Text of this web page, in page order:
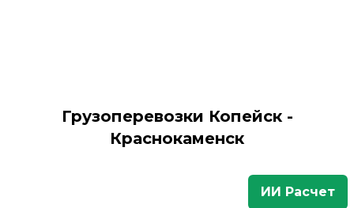
Грузоперевозки Копейск -
Краснокаменск
ИИ Расчет